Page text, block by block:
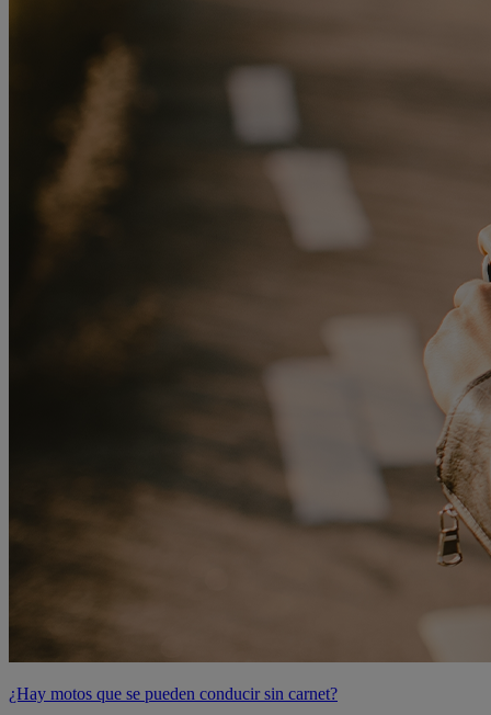
¿Hay motos que se pueden conducir sin carnet?